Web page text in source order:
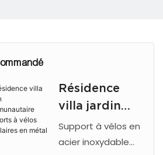
Résidence
villa jardin
communautai
re supports à
Support à vélos en
acier inoxydable